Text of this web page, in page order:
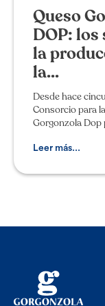
Queso
DOP: los
la
la...
Desde hace
Consorcio para
Gorgonzola Dop
denominación de
Leer más...